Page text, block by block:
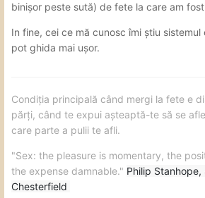
sex oral: o singura tehnica, umed, o ia
sex normal: foloseste lubrifiant,
o parte. Nu am simtit contre in niciuna
GFE: desi credeam ca poate fi asa
am citit in alte recenzii si declaratiile
de asa ceva.
Amabilitate: e comunicativa, nu te
se faca placuta 8
binișor peste sută) de fete la care am
In fine, cei ce mă cunosc îmi știu
pot ghida mai ușor.
Condiția principală când mergi la fete e
părți, când te expui așteaptă-te să se
care parte a pulii te afli.
"Sex: the pleasure is momentary, the
the expense damnable." Philip Stanhope,
Chesterfield